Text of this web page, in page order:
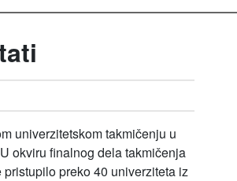
univerzitetskom takmičenju u
okviru finalnog dela takmičenja
preko 40 univerziteta iz